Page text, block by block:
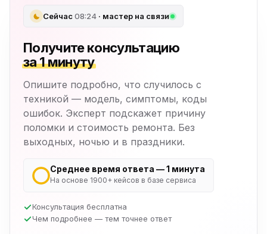
Сейчас08:24 · мастер на связи
Получите консультацию
за 1 минуту
Опишите подробно, что случилось с
техникой — модель, симптомы, коды
ошибок. Эксперт подскажет причину
поломки и стоимость ремонта. Без
выходных, ночью и в праздники.
Среднее время ответа — 1 минута
На основе 1900+ кейсов в базе сервиса
Консультация бесплатна
Чем подробнее — тем точнее ответ